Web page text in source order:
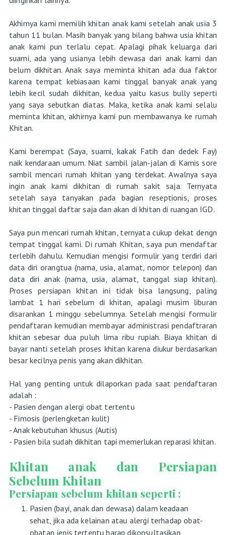
Akhirnya kami memilih khitan anak kami setelah anak usia 3
tahun 11 bulan. Masih banyak yang bilang bahwa usia khitan
anak kami pun terlalu cepat. Apalagi pihak keluarga dari
suami, ada yang usianya lebih dewasa dari anak kami dan
belum dikhitan. Anak saya meminta khitan ada dua faktor
karena tempat kebiasaan kami tinggal banyak anak yang
lebih kecil sudah dikhitan, kedua yaitu kasus bully seperti
yang saya sebutkan diatas. Maka, ketika anak kami selalu
meminta khitan, akhirnya kami pun membawanya ke rumah
Khitan.
Kami berempat (Saya, suami, kakak Fatih dan dedek Fay)
naik kendaraan umum. Niat sambil jalan-jalan di Kamis sore
sambil mencari rumah khitan yang terdekat. Awalnya saya
ingin anak kami dikhitan di rumah sakit saja. Ternyata
setelah saya tanyakan pada bagian reseptionis, proses
khitan tinggal daftar saja dan akan di khitan di ruangan IGD.
Saya pun mencari rumah khitan, ternyata cukup dekat dengn
tempat tinggal kami. Di rumah Khitan, saya pun mendaftar
terlebih dahulu. Kemudian mengisi formulir yang terdiri dari
data diri orangtua (nama, usia, alamat, nomor telepon) dan
data diri anak (nama, usia, alamat, tanggal siap khitan).
Proses persiapan khitan ini tidak bisa langsung, paling
lambat 1 hari sebelum di khitan, apalagi musim liburan
disarankan 1 minggu sebelumnya. Setelah mengisi formulir
pendaftaran kemudian membayar administrasi pendaftraran
khitan sebesar dua puluh lima ribu rupiah. Biaya khitan di
bayar nanti setelah proses khitan karena diukur berdasarkan
besar kecilnya penis yang akan dikhitan.
Hal yang penting untuk dilaporkan pada saat pendaftaran
adalah :
- Pasien dengan alergi obat tertentu
- Fimosis (perlengketan kulit)
- Anak kebutuhan khusus (Autis)
- Pasien bila sudah dikhitan tapi memerlukan reparasi khitan.
Khitan anak dan Persiapan
Sebelum Khitan
Persiapan sebelum khitan seperti :
Pasien (bayi, anak dan dewasa) dalam keadaan
sehat, jika ada kelainan atau alergi terhadap obat-
obatan jenis tertentu harap dikonsultasikan